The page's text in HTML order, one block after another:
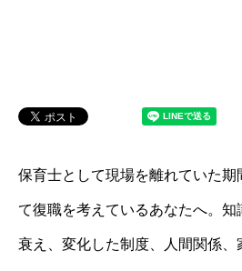
保育士として現場を離れていた期
て復職を考えているあなたへ。
衰え、変化した制度、人間関係